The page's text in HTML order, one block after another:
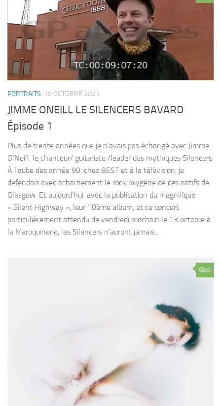
PORTRAITS 10 OCTOBRE 2023
JIMME ONEILL LE SILENCERS BAVARD
Épisode 1
Plus de trente années que je n’avais pas échangé avec Jimme
O’Neill, le chanteur/ guitariste /leader des mythiques Silencers.
À l’aube des année 90, chez BEST et à la télévision, je
défendais avec acharnement le rock oxygène de ces natifs de
Glasgow. Et aujourd’hui, avec la publication du magnifique
« Silent Highway », leur 10ème album, et ce concert
particulièrement attendu de vendredi prochain le 13 octobre à
la Maroquinerie, les Silencers n’auront jamais...
0